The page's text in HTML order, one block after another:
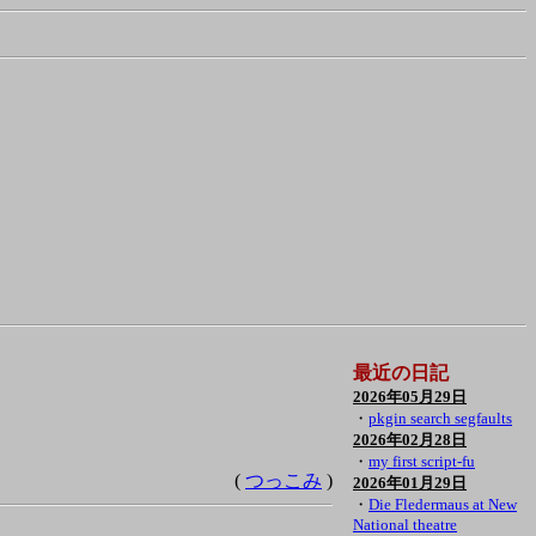
( つっこみ )
最近の日記
2026年05月29日
・ pkgin search segfaults
2026年02月28日
・ my first script-fu
2026年01月29日
・ Die Fledermaus at New
National theatre